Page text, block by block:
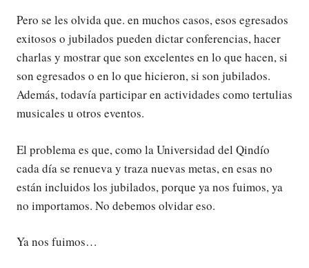
Pero se les olvida que. en muchos casos, esos egresados
exitosos o jubilados pueden dictar conferencias, hacer
charlas y mostrar que son excelentes en lo que hacen, si
son egresados o en lo que hicieron, si son jubilados.
Además, todavía participar en actividades como tertulias
musicales u otros eventos.
El problema es que, como la Universidad del Qindío
cada día se renueva y traza nuevas metas, en esas no
están incluidos los jubilados, porque ya nos fuimos, ya
no importamos. No debemos olvidar eso.
Ya nos fuimos…